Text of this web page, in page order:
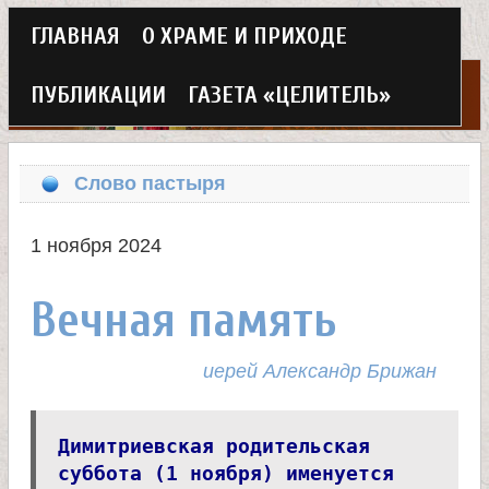
Перейти
к
основному
содержанию
Х
р
м
Г
л
а
в
н
о
е
м
ГЛАВНАЯ О ХРАМЕ И ПРИХОДЕ
ПУБЛИКАЦИИ ГАЗЕТА «ЦЕЛИТЕЛЬ»
Слово пастыря
1 ноября 2024
Вечная память
иерей Александр Брижан
Димитриевская родительская
суббота (1 ноября) именуется